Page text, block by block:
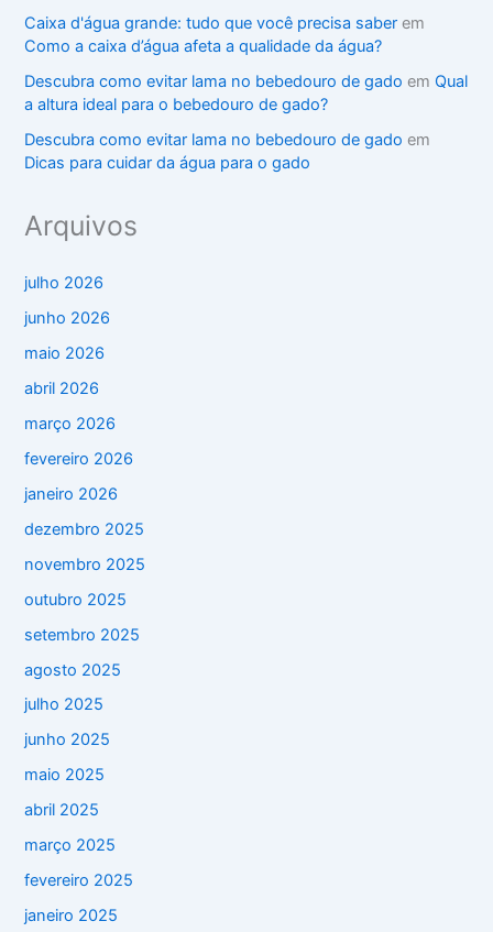
Caixa d'água grande: tudo que você precisa saber em
Como a caixa d’água afeta a qualidade da água?
Descubra como evitar lama no bebedouro de gado em Qual
a altura ideal para o bebedouro de gado?
Descubra como evitar lama no bebedouro de gado em
Dicas para cuidar da água para o gado
Arquivos
julho 2026
junho 2026
maio 2026
abril 2026
março 2026
fevereiro 2026
janeiro 2026
dezembro 2025
novembro 2025
outubro 2025
setembro 2025
agosto 2025
julho 2025
junho 2025
maio 2025
abril 2025
março 2025
fevereiro 2025
janeiro 2025